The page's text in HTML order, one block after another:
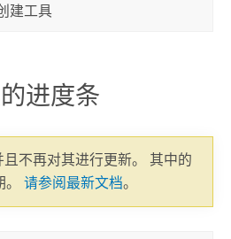
建工具
进度条
且不再对其进行更新。 其中的
请参阅最新文档。